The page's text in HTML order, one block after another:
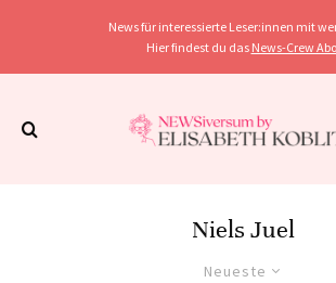
News für interessierte Leser:innen mit
Hier findest du das News-Crew Abo
Niels Juel
Neueste